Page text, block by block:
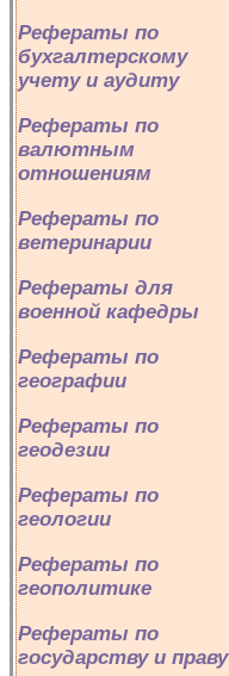
Рефераты по
бухгалтерскому
учету и аудиту
Рефераты по
валютным
отношениям
Рефераты по
ветеринарии
Рефераты для
военной кафедры
Рефераты по
географии
Рефераты по
геодезии
Рефераты по
геологии
Рефераты по
геополитике
Рефераты по
государству и праву